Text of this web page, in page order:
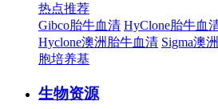
热点推荐
Gibco胎牛血清 HyClone胎牛血
Hyclone澳洲胎牛血清 Sigma澳
胞培养基
生物资源